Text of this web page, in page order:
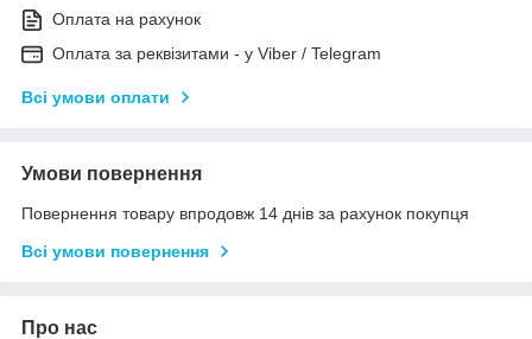
Оплата на рахунок
Оплата за реквізитами - у Viber / Telegram
Всі умови оплати
Умови повернення
Повернення товару впродовж 14 днів за рахунок покупця
Всі умови повернення
Про нас